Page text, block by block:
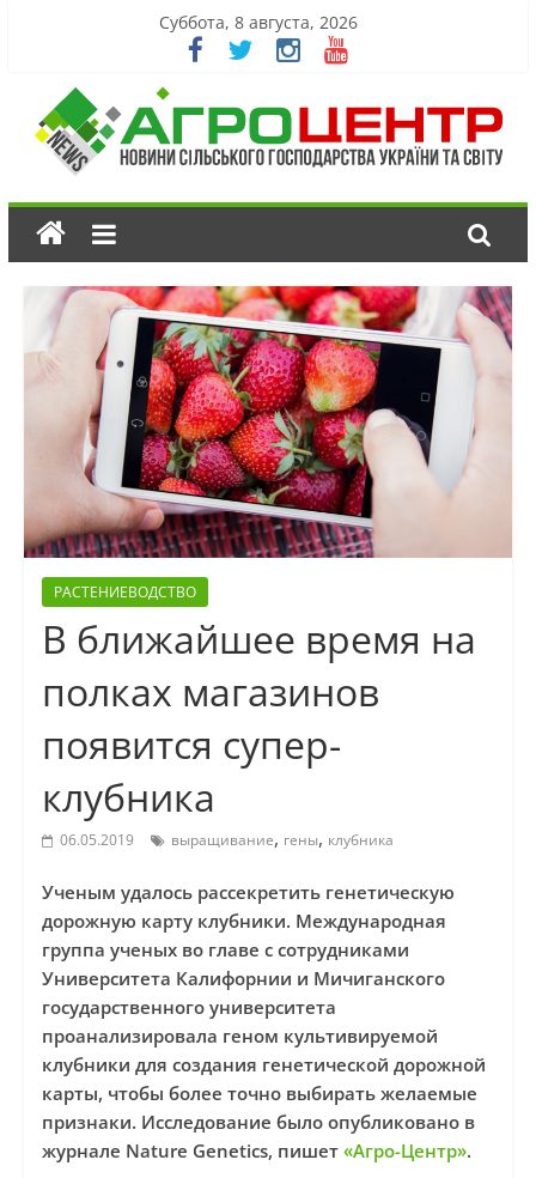
Суббота, 8 августа, 2026
РАСТЕНИЕВОДСТВО
В ближайшее время на
полках магазинов
появится супер-
клубника
06.05.2019 выращивание, гены, клубника
Ученым удалось рассекретить генетическую
дорожную карту клубники. Международная
группа ученых во главе с сотрудниками
Университета Калифорнии и Мичиганского
государственного университета
проанализировала геном культивируемой
клубники для создания генетической дорожной
карты, чтобы более точно выбирать желаемые
признаки. Исследование было опубликовано в
журнале Nature Genetics, пишет «Агро-Центр».